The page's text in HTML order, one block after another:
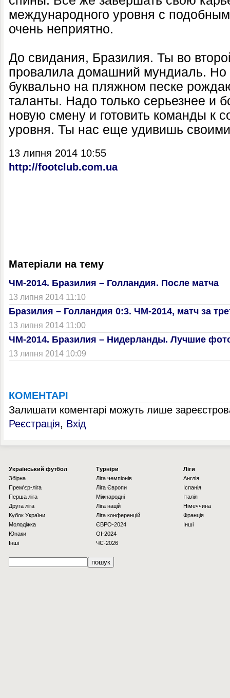
международного уровня с
очень неприятно.
До свидания, Бразилия. Ты во
провалила домашний мундиаль. Но
буквально на пляжном песке
таланты. Надо только серьезнее и
новую смену и готовить команды к
уровня. Ты нас еще удивишь
13 липня 2014 10:55
http://footclub.com.ua
Матеріали на тему
ЧМ-2014. Бразилия – Голландия. После матча
13 липня 2014 11:10
Бразилия – Голландия 0:3. ЧМ-2014, матч за
13 липня 2014 11:00
ЧМ-2014. Бразилия – Нидерланды. Лучшие
13 липня 2014 10:09
КОМЕНТАРІ
Залишати коментарі можуть лише
Реєстрація, Вхід
Українcький футбол
Збірна
Прем'єр-ліга
Перша ліга
Друга ліга
Кубок України
Молодіжка
Юнаки
Інші
Турніри
Ліга чемпіонів
Ліга Європи
Міжнародні
Ліга націй
Ліга конференцій
ЄВРО-2024
OI-2024
ЧС-2026
Ліги
Англія
Іспанія
Італія
Німеччина
Франція
Інші